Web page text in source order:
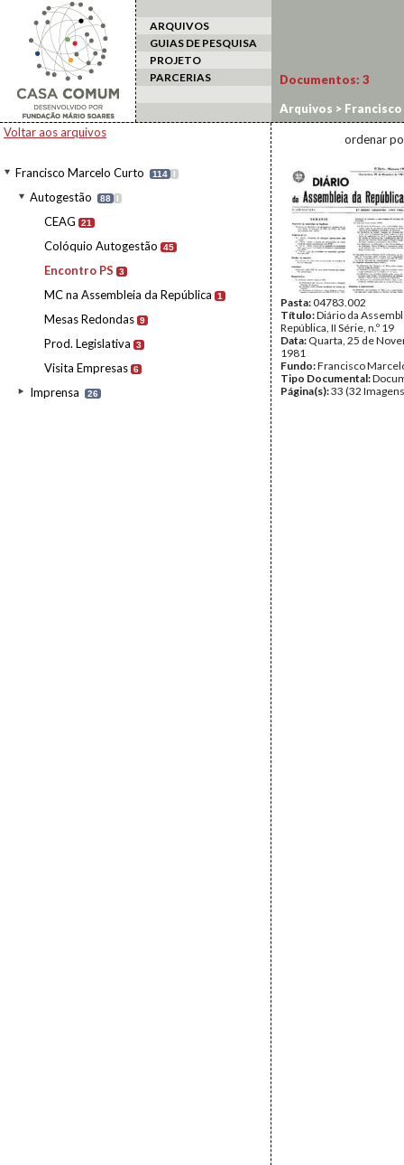
ARQUIVOS
GUIAS DE PESQUISA
PROJETO
PARCERIAS
Voltar aos arquivos
Francisco Marcelo Curto 114 I
Autogestão 88 I
CEAG 21
Colóquio Autogestão 45
Encontro PS 3
MC na Assembleia da República 1
Mesas Redondas 9
Prod. Legislativa 3
Visita Empresas 6
Imprensa 26
Documentos: 3
Arquivos >
ordenar
Pasta:04783.002
Título:Diário da
República, II Série, n.º 19
Data: Quarta, 25 de
1981
Fundo:Francisco
Tipo Documental:
Página(s):33 (32